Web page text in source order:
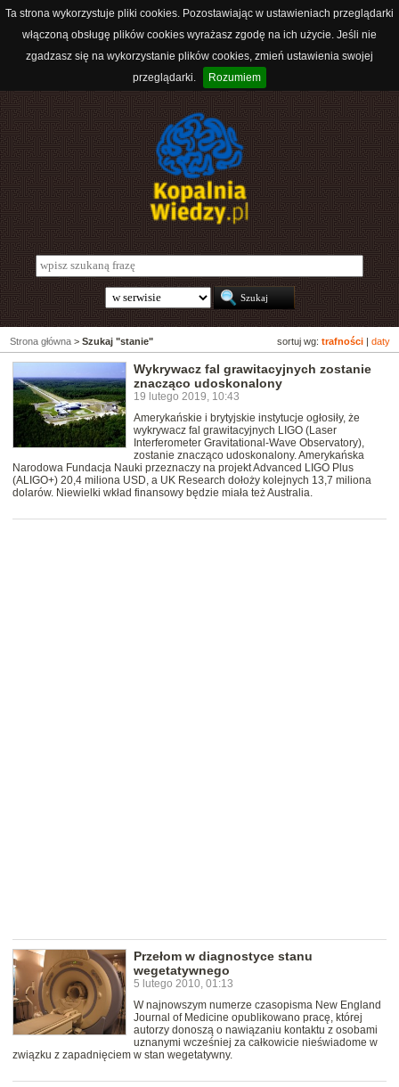
Ta strona wykorzystuje pliki cookies. Pozostawiając w ustawieniach przeglądarki
włączoną obsługę plików cookies wyrażasz zgodę na ich użycie. Jeśli nie
zgadzasz się na wykorzystanie plików cookies, zmień ustawienia swojej
przeglądarki.
Rozumiem
sortuj wg: trafności daty
Strona główna > Szukaj "stanie"
Wykrywacz fal grawitacyjnych zostanie
znacząco udoskonalony
19 lutego 2019, 10:43
Amerykańskie i brytyjskie instytucje ogłosiły, że
wykrywacz fal grawitacyjnych LIGO (Laser
Interferometer Gravitational-Wave Observatory),
zostanie znacząco udoskonalony. Amerykańska
Narodowa Fundacja Nauki przeznaczy na projekt Advanced LIGO Plus
(ALIGO+) 20,4 miliona USD, a UK Research dołoży kolejnych 13,7 miliona
dolarów. Niewielki wkład finansowy będzie miała też Australia.
Przełom w diagnostyce stanu
wegetatywnego
5 lutego 2010, 01:13
W najnowszym numerze czasopisma New England
Journal of Medicine opublikowano pracę, której
autorzy donoszą o nawiązaniu kontaktu z osobami
uznanymi wcześniej za całkowicie nieświadome w
związku z zapadnięciem w stan wegetatywny.